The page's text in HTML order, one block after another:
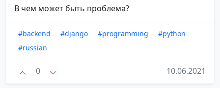
В чем может быть проблема?
#backend #django #programming
#python
#russian
0 10.06.2021